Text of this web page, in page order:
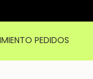
PEDIDOS